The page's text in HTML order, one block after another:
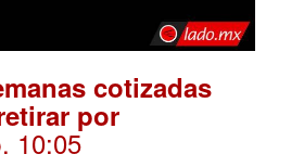
cotizadas
por
. 10:05